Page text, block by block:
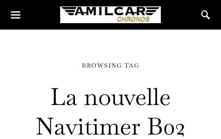
BROWSING TAG
La nouvelle
Navitimer B02